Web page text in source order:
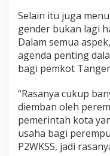
Selain itu juga
gender bukan lagi
Dalam semua
agenda penting
bagi pemkot
“Rasanya cukup
diemban oleh
pemerintah kota
usaha bagi
P2WKSS, jadi